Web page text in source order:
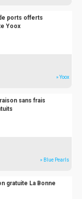
ports offerts
Yoox
» Yoox
sans frais
» Blue Pearls
gratuite La Bonne